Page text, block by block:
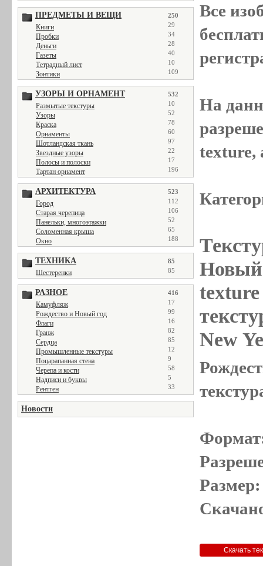
ПРЕДМЕТЫ И ВЕЩИ 250
Книги 29
Пробки 34
Деньги 28
Газеты 40
Тетрадный лист 10
Зонтики 109
УЗОРЫ И ОРНАМЕНТ 532
Размытые текстуры 10
Узоры 52
Краска 78
Орнаменты 60
Шотландская ткань 97
Звездные узоры 22
Полосы и полоски 17
Тартан орнамент 196
АРХИТЕКТУРА 523
Город 112
Старая черепица 106
Панельки, многоэтажки 52
Соломенная крыша 65
Окно 188
ТЕХНИКА 85
Шестеренки 85
РАЗНОЕ 416
Камуфляж 17
Рождество и Новый год 99
Флаги 16
Гранж 82
Сердца 85
Промышленные текстуры 12
Поцарапанная стена 9
Черепа и кости 58
Надписи и буквы 5
Рентген 33
Новости
Все
На
texture,
Новый
New